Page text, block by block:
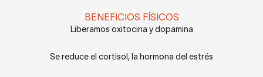
BENEFICIOS FÍSICOS
Liberamos oxitocina y dopamina
Se reduce el cortisol, la hormona del estrés